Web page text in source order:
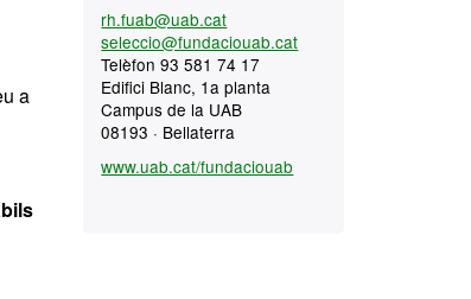
a
rh.fuab@uab.cat
seleccio@fundaciouab.cat
Telèfon 93 581 74 17
Edifici Blanc, 1a planta
Campus de la UAB
08193 · Bellaterra
www.uab.cat/fundaciouab